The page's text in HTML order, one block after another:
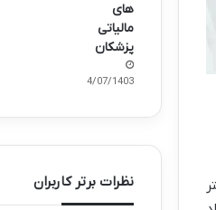
های
مالیاتی
پزشکان
24/07/1403
نظرات برتر کاربران